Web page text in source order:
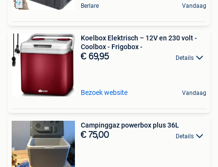
Berlare Vandaag
Koelbox Elektrisch – 12V en 230 volt -
Coolbox - Frigobox -
€ 69,95 Details
Bezoek website Vandaag
Campinggaz powerbox plus 36L
€ 75,00 Details